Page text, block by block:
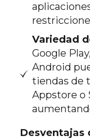
Variedad
Google
Android
tiendas de
Appstore o
Desventajas